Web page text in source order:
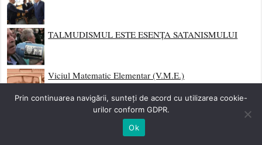
TALMUDISMUL ESTE ESENȚA SATANISMULUI
Viciul Matematic Elementar (V.M.E.)
Prin continuarea navigării, sunteți de acord cu utilizarea cookie-
urilor conform GDPR.
Ok